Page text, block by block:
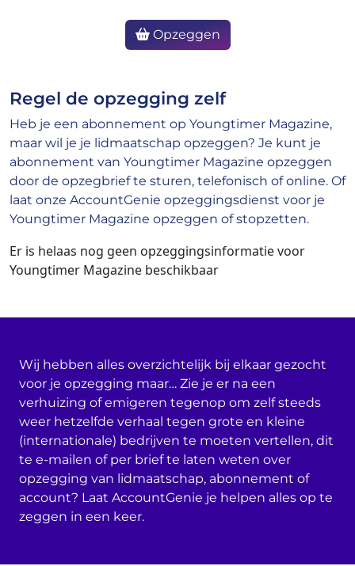
Opzeggen
Regel de opzegging zelf
Heb je een abonnement op Youngtimer Magazine,
maar wil je je lidmaatschap opzeggen? Je kunt je
abonnement van Youngtimer Magazine opzeggen
door de opzegbrief te sturen, telefonisch of online. Of
laat onze AccountGenie opzeggingsdienst voor je
Youngtimer Magazine opzeggen of stopzetten.
Er is helaas nog geen opzeggingsinformatie voor
Youngtimer Magazine beschikbaar
Wij hebben alles overzichtelijk bij elkaar gezocht
voor je opzegging maar… Zie je er na een
verhuizing of emigeren tegenop om zelf steeds
weer hetzelfde verhaal tegen grote en kleine
(internationale) bedrijven te moeten vertellen, dit
te e-mailen of per brief te laten weten over
opzegging van lidmaatschap, abonnement of
account? Laat AccountGenie je helpen alles op te
zeggen in een keer.